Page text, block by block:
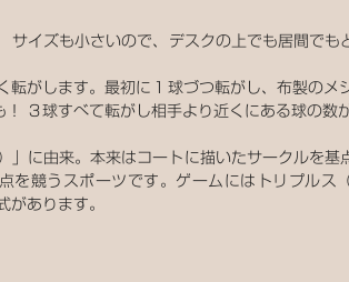
イズも小さいので、デスクの上でも居間でも
がします。最初に１球づつ転がし、布製のメ
３球すべて転がし相手より近くにある球の数
に由来。本来はコートに描いたサークルを基
を競うスポーツです。ゲームにはトリプルス
あります。